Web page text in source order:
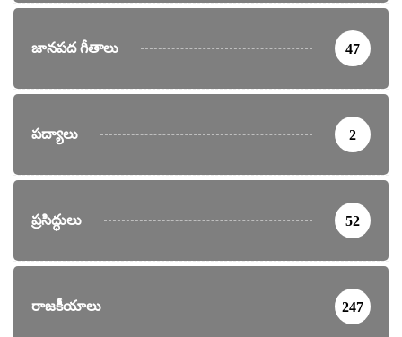
జానపద గీతాలు 47
పద్యాలు 2
ప్రసిద్ధులు 52
రాజకీయాలు 247